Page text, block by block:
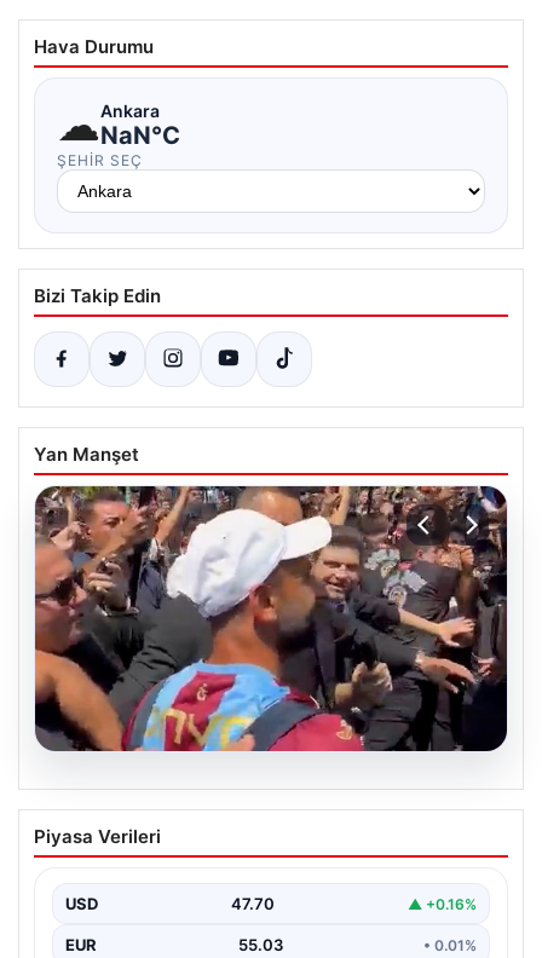
Hava Durumu
☁Ankara
NaN°C
ŞEHIR SEÇ
Bizi Takip Edin
Yan Manşet
05.08.2026
Mohamed Salah’tan Tarihi İlk Üçlü
Başarı
önemli bir dönüm noktasına imza attı. Takımının
hücum…
Piyasa Verileri
USD 47.70 ▲ +0.16%
EUR 55.03 • 0.01%